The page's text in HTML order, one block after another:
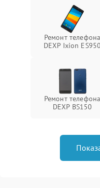
Ремонт телефона
DEXP Ixion ES950
Ремонт телефона
DEXP BS150